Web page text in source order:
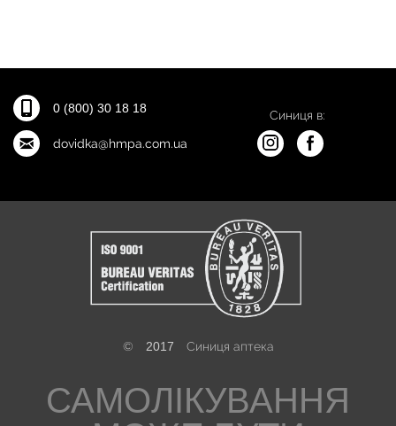
0 (800) 30 18 18
dovidka@hmpa.com.ua
Синиця в:
© 2017 Синиця аптека
САМОЛІКУВАННЯ